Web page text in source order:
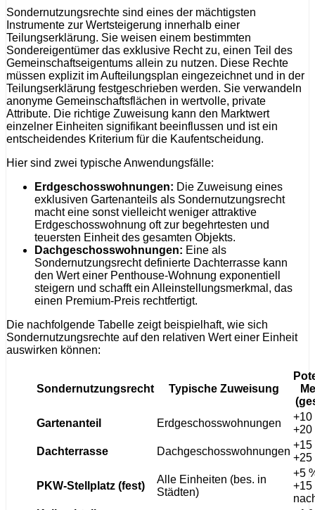
Sondernutzungsrechte sind eines der mächtigsten
Instrumente zur Wertsteigerung innerhalb einer
Teilungserklärung. Sie weisen einem bestimmten
Sondereigentümer das exklusive Recht zu, einen Teil des
Gemeinschaftseigentums allein zu nutzen. Diese Rechte
müssen explizit im Aufteilungsplan eingezeichnet und in der
Teilungserklärung festgeschrieben werden. Sie verwandeln
anonyme Gemeinschaftsflächen in wertvolle, private
Attribute. Die richtige Zuweisung kann den Marktwert
einzelner Einheiten signifikant beeinflussen und ist ein
entscheidendes Kriterium für die Kaufentscheidung.
Hier sind zwei typische Anwendungsfälle:
Erdgeschosswohnungen: Die Zuweisung eines
exklusiven Gartenanteils als Sondernutzungsrecht
macht eine sonst vielleicht weniger attraktive
Erdgeschosswohnung oft zur begehrtesten und
teuersten Einheit des gesamten Objekts.
Dachgeschosswohnungen: Eine als
Sondernutzungsrecht definierte Dachterrasse kann
den Wert einer Penthouse-Wohnung exponentiell
steigern und schafft ein Alleinstellungsmerkmal, das
einen Premium-Preis rechtfertigt.
Die nachfolgende Tabelle zeigt beispielhaft, wie sich
Sondernutzungsrechte auf den relativen Wert einer Einheit
auswirken können:
Sondernutzungsrecht Typische Zuweisung
Gartenanteil
Erdgeschosswohnungen
+10
+20
Dachterrasse
Dachgeschosswohnungen
+15
+25
PKW-Stellplatz (fest)
Alle Einheiten (bes. in
Städten)
+5
+15